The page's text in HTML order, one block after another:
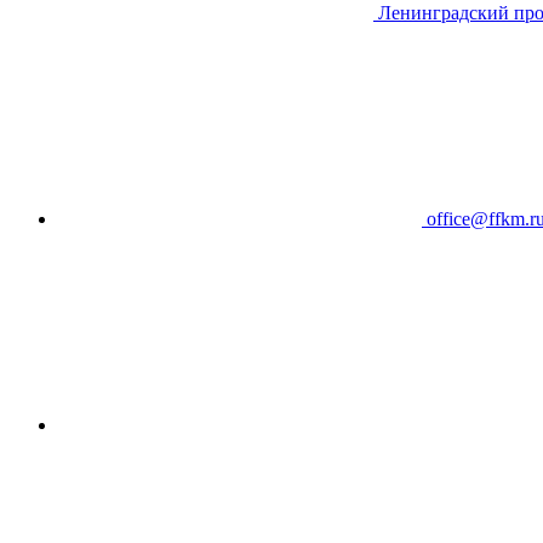
Ленинградский
office@ffkm.ru